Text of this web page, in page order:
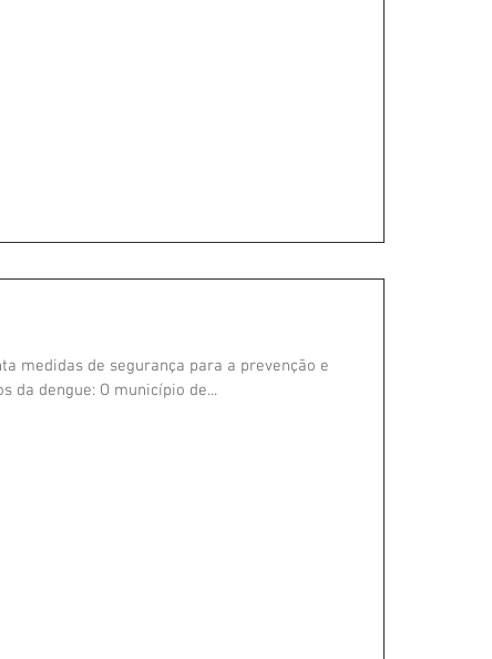
medidas de segurança para a prevenção e
da dengue: O município de...